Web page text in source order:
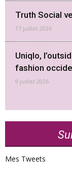
Truth Social
17 juillet 2026
Uniqlo,
fashion
9 juillet 2026
Mes Tweets